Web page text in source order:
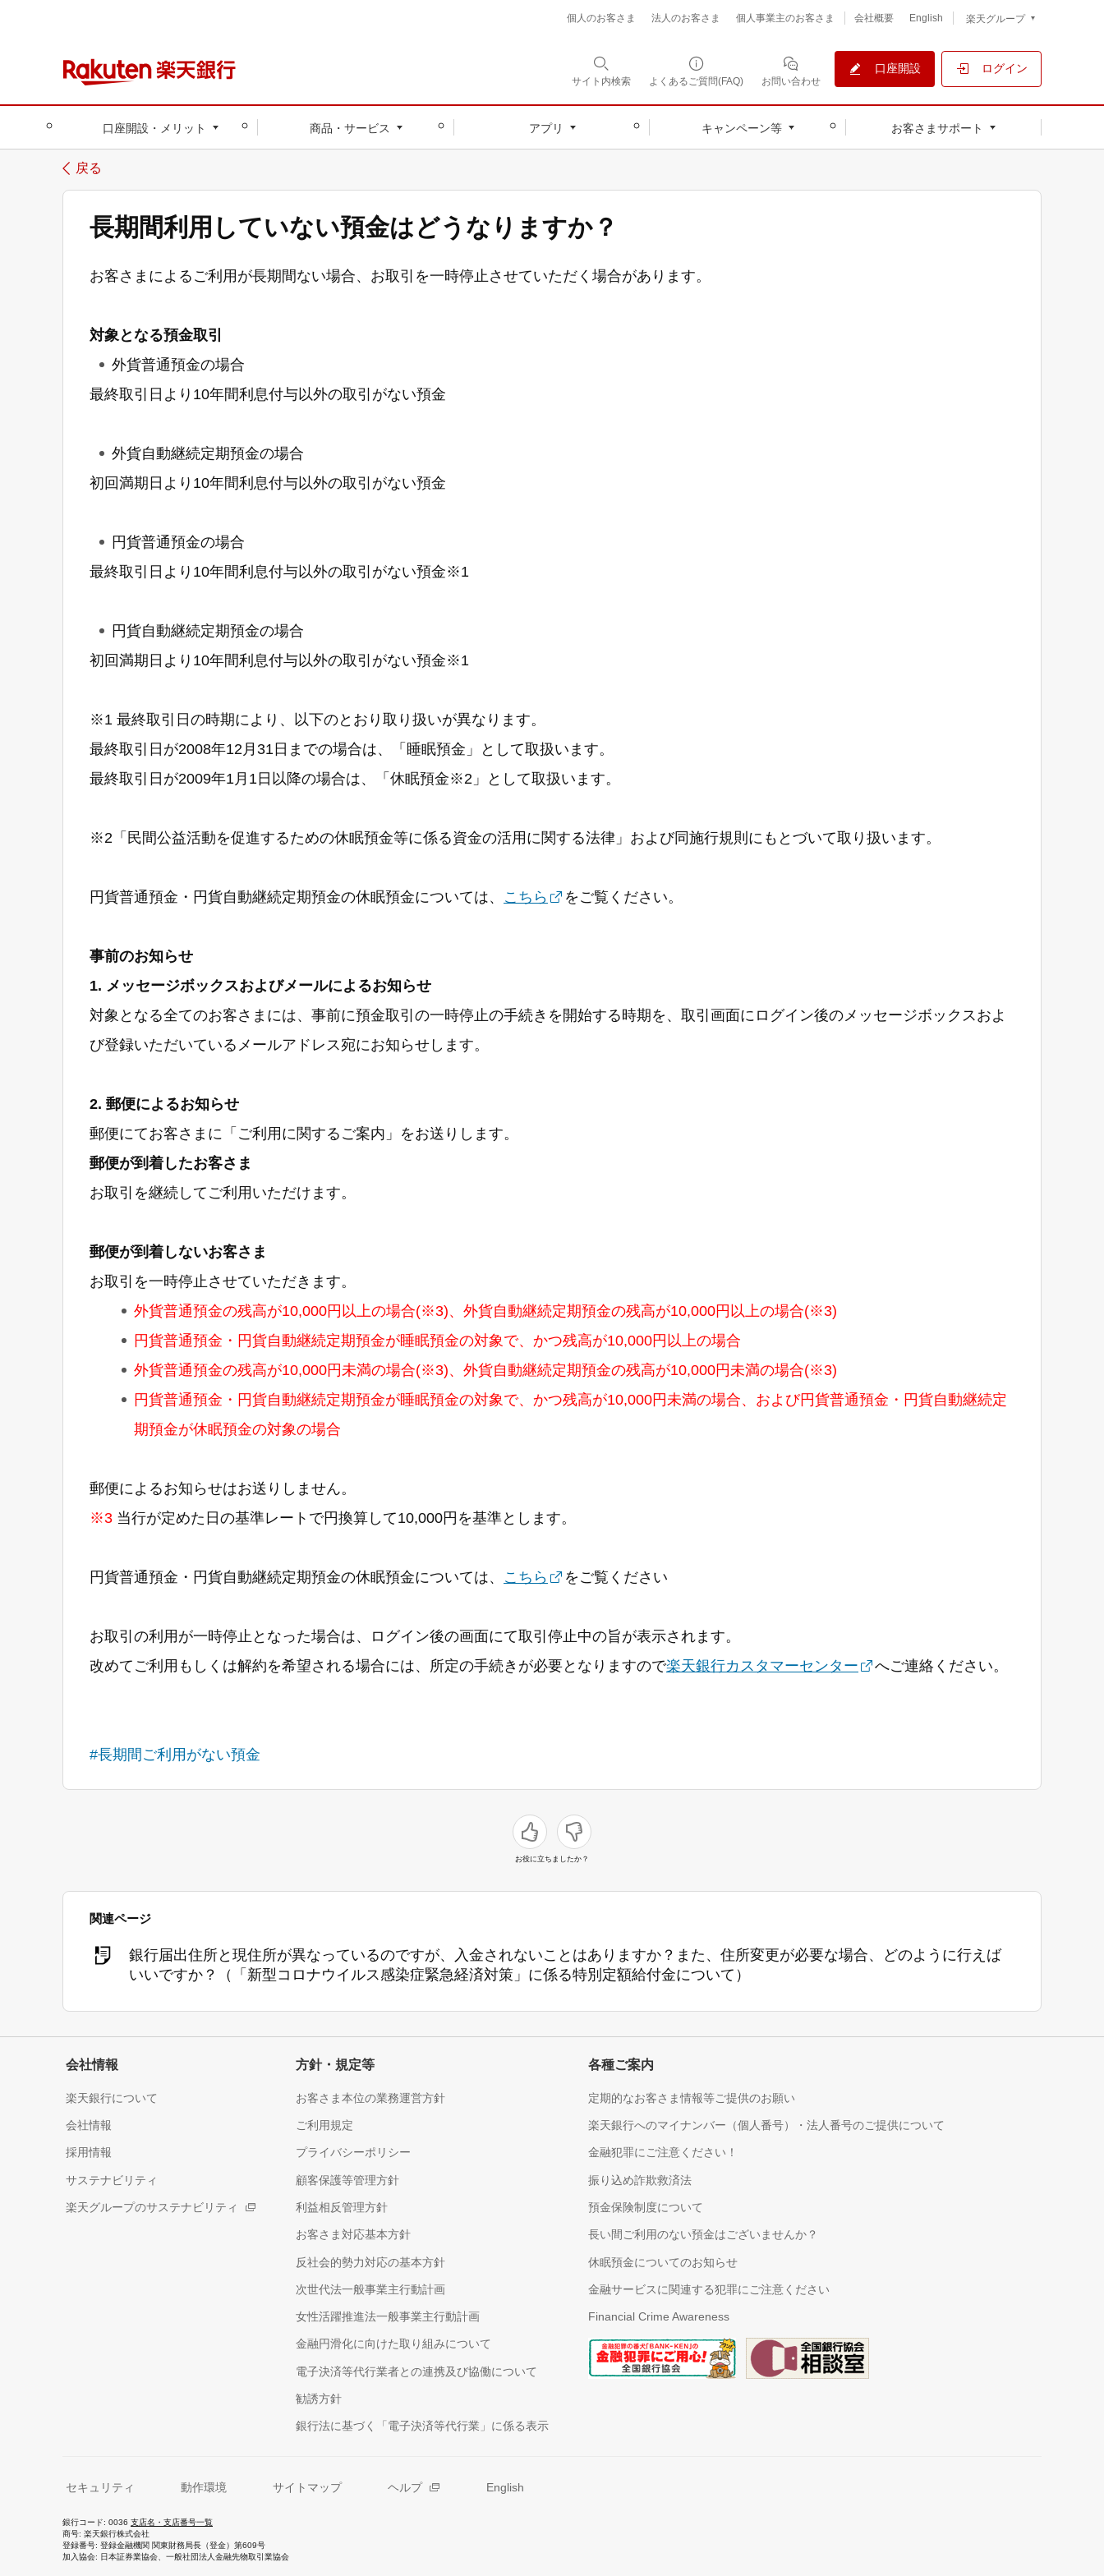
個人のお客さま 法人のお客さま 個人事業主のお客さま 会社概要 English 楽天グループ
サイト内検索 よくあるご質問(FAQ) お問い合わせ
口座開設 ログイン
口座開設・メリット 商品・サービス アプリ キャンペーン等 お客さまサポート
戻る
長期間利用していない預金はどうなりますか？
お客さまによるご利用が長期間ない場合、お取引を一時停止させていただく場合があります。
対象となる預金取引
外貨普通預金の場合
最終取引日より10年間利息付与以外の取引がない預金
外貨自動継続定期預金の場合
初回満期日より10年間利息付与以外の取引がない預金
円貨普通預金の場合
最終取引日より10年間利息付与以外の取引がない預金※1
円貨自動継続定期預金の場合
初回満期日より10年間利息付与以外の取引がない預金※1
※1 最終取引日の時期により、以下のとおり取り扱いが異なります。
最終取引日が2008年12月31日までの場合は、「睡眠預金」として取扱います。
最終取引日が2009年1月1日以降の場合は、「休眠預金※2」として取扱います。
※2「民間公益活動を促進するための休眠預金等に係る資金の活用に関する法律」および同施行規則にもとづいて取り扱います。
円貨普通預金・円貨自動継続定期預金の休眠預金については、 こちら をご覧ください。
事前のお知らせ
1. メッセージボックスおよびメールによるお知らせ
対象となる全てのお客さまには、事前に預金取引の一時停止の手続きを開始する時期を、取引画面にログイン後のメッセージボックスおよ
び登録いただいているメールアドレス宛にお知らせします。
2. 郵便によるお知らせ
郵便にてお客さまに「ご利用に関するご案内」をお送りします。
郵便が到着したお客さま
お取引を継続してご利用いただけます。
郵便が到着しないお客さま
お取引を一時停止させていただきます。
外貨普通預金の残高が10,000円以上の場合(※3)、外貨自動継続定期預金の残高が10,000円以上の場合(※3)
円貨普通預金・円貨自動継続定期預金が睡眠預金の対象で、かつ残高が10,000円以上の場合
外貨普通預金の残高が10,000円未満の場合(※3)、外貨自動継続定期預金の残高が10,000円未満の場合(※3)
円貨普通預金・円貨自動継続定期預金が睡眠預金の対象で、かつ残高が10,000円未満の場合、および円貨普通預金・円貨自動継続定
期預金が休眠預金の対象の場合
郵便によるお知らせはお送りしません。
※3 当行が定めた日の基準レートで円換算して10,000円を基準とします。
円貨普通預金・円貨自動継続定期預金の休眠預金については、 こちら をご覧ください
お取引の利用が一時停止となった場合は、ログイン後の画面にて取引停止中の旨が表示されます。
改めてご利用もしくは解約を希望される場合には、所定の手続きが必要となりますので楽天銀行カスタマーセンター へご連絡ください。
#長期間ご利用がない預金
お役に立ちましたか？
関連ページ
銀行届出住所と現住所が異なっているのですが、入金されないことはありますか？また、住所変更が必要な場合、どのように行えば
いいですか？（「新型コロナウイルス感染症緊急経済対策」に係る特別定額給付金について）
会社情報
楽天銀行について
会社情報
採用情報
サステナビリティ
楽天グループのサステナビリティ
方針・規定等
お客さま本位の業務運営方針
ご利用規定
プライバシーポリシー
顧客保護等管理方針
利益相反管理方針
お客さま対応基本方針
反社会的勢力対応の基本方針
次世代法一般事業主行動計画
女性活躍推進法一般事業主行動計画
金融円滑化に向けた取り組みについて
電子決済等代行業者との連携及び協働について
勧誘方針
銀行法に基づく「電子決済等代行業」に係る表示
各種ご案内
定期的なお客さま情報等ご提供のお願い
楽天銀行へのマイナンバー（個人番号）・法人番号のご提供について
金融犯罪にご注意ください！
振り込め詐欺救済法
預金保険制度について
長い間ご利用のない預金はございませんか？
休眠預金についてのお知らせ
金融サービスに関連する犯罪にご注意ください
Financial Crime Awareness
セキュリティ 動作環境 サイトマップ ヘルプ English
銀行コード 0036 支店名・支店番号一覧
商号 楽天銀行株式会社
登録番号 登録金融機関 関東財務局長（登金）第609号
加入協会
日本証券業協会、一般社団法人金融先物取引業協会